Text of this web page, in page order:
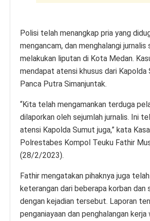
Polisi telah menangkap pria yang
mengancam, dan menghalangi jurnalis
melakukan liputan di Kota Medan.
mendapat atensi khusus dari Kapolda
Panca Putra Simanjuntak.
“Kita telah mengamankan terduga
dilaporkan oleh sejumlah jurnalis. Ini
atensi Kapolda Sumut juga,” kata
Polrestabes Kompol Teuku Fathir
(28/2/2023).
Fathir mengatakan pihaknya juga
keterangan dari beberapa korban dan
dengan kejadian tersebut. Laporan
penganiayaan dan penghalangan